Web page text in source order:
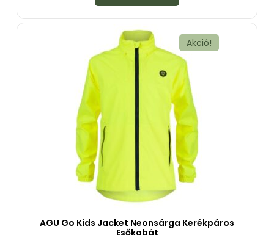
b
Akció!
AGU Go Kids Jacket Neonsárga Kerékpáros
Esőkabát